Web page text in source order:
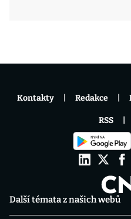
Další témata z našich webů
Kontakty Redakce
RSS